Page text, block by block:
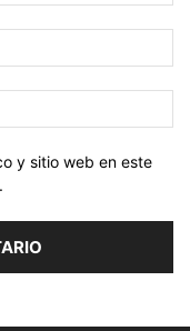
y sitio web en este